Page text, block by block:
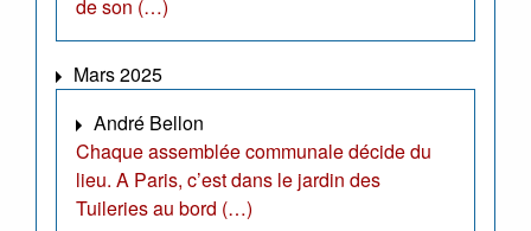
de son (…)
Mars 2025
André Bellon
Chaque assemblée communale décide du
lieu. A Paris, c’est dans le jardin des
Tuileries au bord (…)